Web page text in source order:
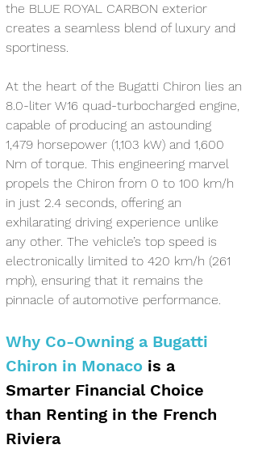
the BLUE ROYAL CARBON exterior
creates a seamless blend of luxury and
sportiness.
At the heart of the Bugatti Chiron lies an
8.0-liter W16 quad-turbocharged engine,
capable of producing an astounding
1,479 horsepower (1,103 kW) and 1,600
Nm of torque. This engineering marvel
propels the Chiron from 0 to 100 km/h
in just 2.4 seconds, offering an
exhilarating driving experience unlike
any other. The vehicle’s top speed is
electronically limited to 420 km/h (261
mph), ensuring that it remains the
pinnacle of automotive performance.
Why Co-Owning a Bugatti
Chiron in Monaco is a
Smarter Financial Choice
than Renting in the French
Riviera